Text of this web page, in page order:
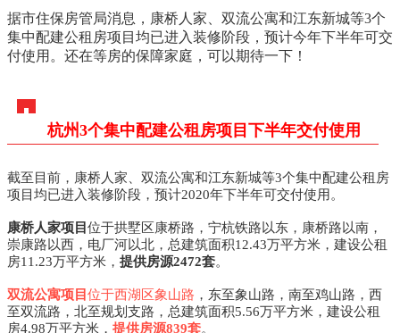
据市住保房管局消息，康桥人家、双流公寓和江东新城等3个
集中配建公租房项目均已进入装修阶段，预计今年下半年可交
付使用。还在等房的保障家庭，可以期待一下！
杭州3个集中配建公租房项目下半年交付使用
截至目前，康桥人家、双流公寓和江东新城等3个集中配建公租房
项目均已进入装修阶段，预计2020年下半年可交付使用。
康桥人家项目 位于拱墅区康桥路，宁杭铁路以东，康桥路以南，
崇康路以西，电厂河以北，总建筑面积12.43万平方米，建设公租
房11.23万平方米， 提供房源2472套。
双流公寓项目 位于西湖区象山路 ，东至象山路，南至鸡山路，西
至双流路，北至规划支路，总建筑面积5.56万平方米，建设公租
房4.98万平方米， 提供房源839套。